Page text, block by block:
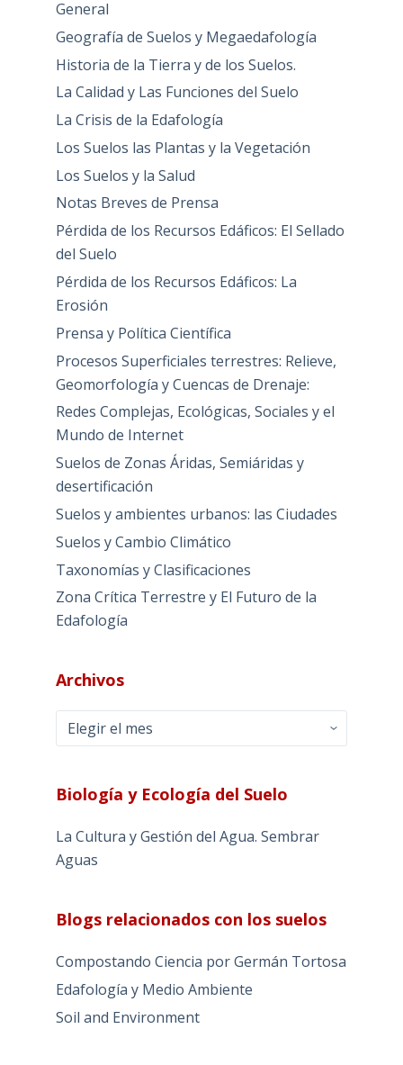
General
Geografía de Suelos y Megaedafología
Historia de la Tierra y de los Suelos.
La Calidad y Las Funciones del Suelo
La Crisis de la Edafología
Los Suelos las Plantas y la Vegetación
Los Suelos y la Salud
Notas Breves de Prensa
Pérdida de los Recursos Edáficos: El Sellado
del Suelo
Pérdida de los Recursos Edáficos: La
Erosión
Prensa y Política Científica
Procesos Superficiales terrestres: Relieve,
Geomorfología y Cuencas de Drenaje:
Redes Complejas, Ecológicas, Sociales y el
Mundo de Internet
Suelos de Zonas Áridas, Semiáridas y
desertificación
Suelos y ambientes urbanos: las Ciudades
Suelos y Cambio Climático
Taxonomías y Clasificaciones
Zona Crítica Terrestre y El Futuro de la
Edafología
Archivos
Archivos
Biología y Ecología del Suelo
La Cultura y Gestión del Agua. Sembrar
Aguas
Blogs relacionados con los suelos
Compostando Ciencia por Germán Tortosa
Edafología y Medio Ambiente
Soil and Environment